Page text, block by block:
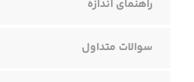
راهنمای اندازه
سوالات متداول